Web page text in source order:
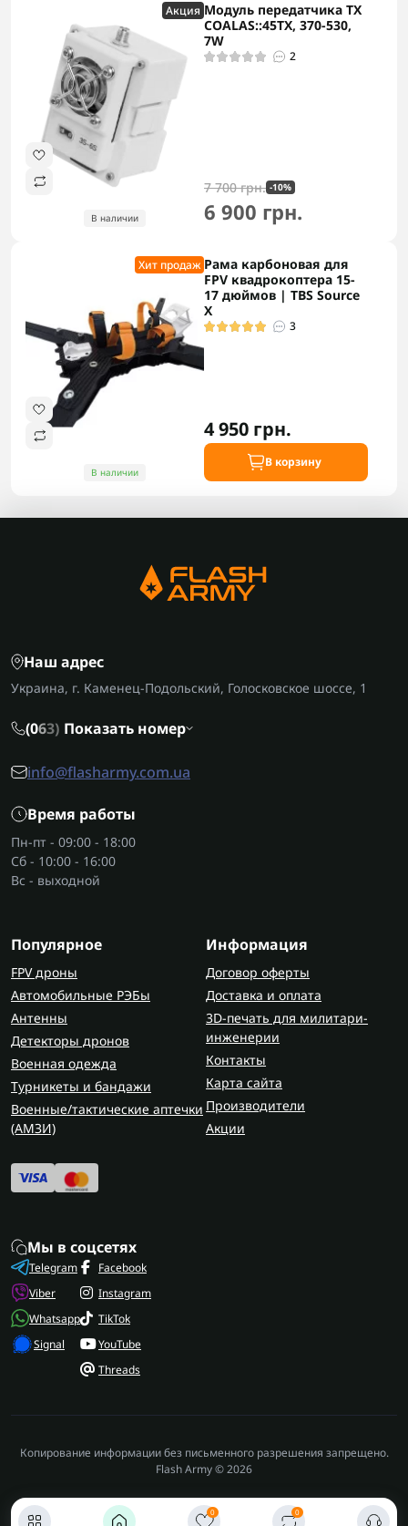
0 0
Акция
В наличии
Модуль передатчика TX
COALAS::45TX, 370-530,
7W
2
7 700 грн. -10%
6 900 грн.
Хит продаж
В наличии
Рама карбоновая для
FPV квадрокоптера 15-
17 дюймов | TBS Source
X
3
4 950 грн.
В корзину
Наш адрес
Украина, г. Каменец-Подольский, Голосковское шоссе, 1
(063) Показать номер
info@flasharmy.com.ua
Время работы
Пн-пт - 09:00 - 18:00
Сб - 10:00 - 16:00
Вс - выходной
Популярное
FPV дроны
Автомобильные РЭБы
Антенны
Детекторы дронов
Военная одежда
Турникеты и бандажи
Военные/тактические аптечки
(AMЗИ)
Информация
Договор оферты
Доставка и оплата
3D-печать для милитари-
инженерии
Контакты
Карта сайта
Производители
Акции
Мы в соцсетях
Telegram
Viber
Whatsapp
Signal
Facebook
Instagram
TikTok
YouTube
Threads
Копирование информации без письменного разрешения запрещено.
Flash Army © 2026